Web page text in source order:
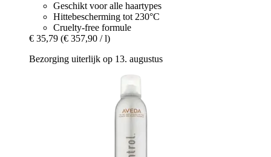
Geschikt voor alle haartypes
Hittebescherming tot 230°C
Cruelty-free formule
€ 35,79 (€ 357,90 / l)
Bezorging uiterlijk op 13. augustus